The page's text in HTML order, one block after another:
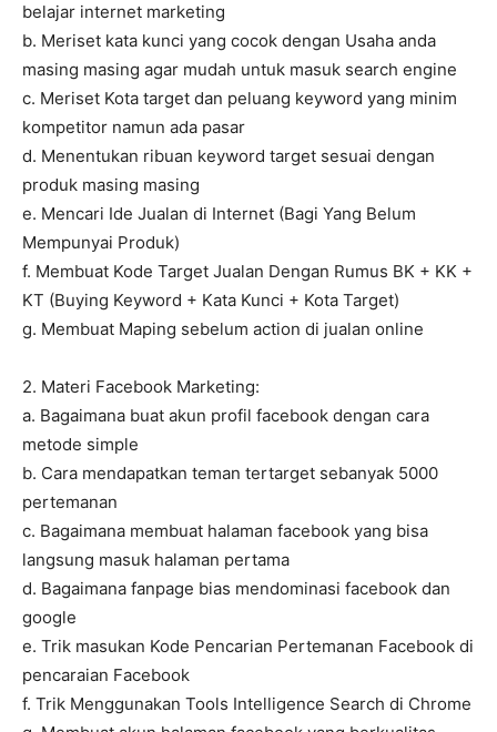
belajar internet marketing
b. Meriset kata kunci yang cocok dengan Usaha anda
masing masing agar mudah untuk masuk search engine
c. Meriset Kota target dan peluang keyword yang minim
kompetitor namun ada pasar
d. Menentukan ribuan keyword target sesuai dengan
produk masing masing
e. Mencari Ide Jualan di Internet (Bagi Yang Belum
Mempunyai Produk)
f. Membuat Kode Target Jualan Dengan Rumus BK + KK +
KT (Buying Keyword + Kata Kunci + Kota Target)
g. Membuat Maping sebelum action di jualan online
2. Materi Facebook Marketing:
a. Bagaimana buat akun profil facebook dengan cara
metode simple
b. Cara mendapatkan teman tertarget sebanyak 5000
pertemanan
c. Bagaimana membuat halaman facebook yang bisa
langsung masuk halaman pertama
d. Bagaimana fanpage bias mendominasi facebook dan
google
e. Trik masukan Kode Pencarian Pertemanan Facebook di
pencaraian Facebook
f. Trik Menggunakan Tools Intelligence Search di Chrome